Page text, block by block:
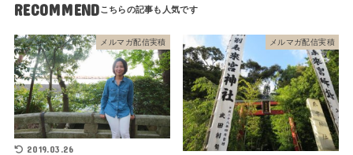
RECOMMEND
メルマガ配信実積
2019.03.26
メルマガ配信実積